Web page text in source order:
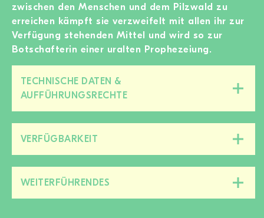
zwischen den Menschen und dem Pilzwald zu
erreichen kämpft sie verzweifelt mit allen ihr zur
Verfügung stehenden Mittel und wird so zur
Botschafterin einer uralten Prophezeiung.
TECHNISCHE DATEN &
AUFFÜHRUNGSRECHTE
VERFÜGBARKEIT
Bereich
zu-/aufklappen
WEITERFÜHRENDES
Bereich